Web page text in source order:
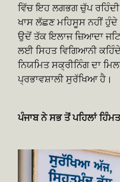
ਵਿੱਚ ਇਹ ਲਗਭਗ ਚੁੱਪ
ਖਾਸ ਲੱਛਣ ਮਹਿਸੂਸ ਨਹੀਂ
ਉਦੋਂ ਤੱਕ ਇਲਾਜ ਜ਼ਿਆਦਾ
ਲਈ ਸਿਹਤ ਵਿਗਿਆਨੀ
ਨਿਯਮਿਤ ਸਕ੍ਰੀਨਿੰਗ ਦਾ
ਪ੍ਰਭਾਵਸ਼ਾਲੀ ਸੁਰੱਖਿਆ ਹੈ।
ਪੰਜਾਬ ਨੇ ਸਭ ਤੋਂ ਪਹਿਲਾਂ